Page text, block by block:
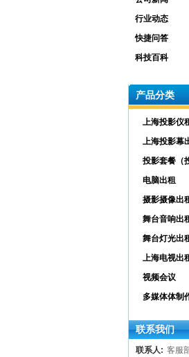
行业动态
快捷问答
科技百科
产品分类
上海投影仪
上海投影幕
投影套餐（
电脑出租
摄影摄像出
舞台音响出
舞台灯光出
上海电视出
视频会议
多媒体体制
联系我们
联系人: 客服